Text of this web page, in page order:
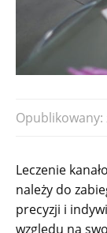
Opublikowany:
Leczenie
należy do
precyzji i
względu na